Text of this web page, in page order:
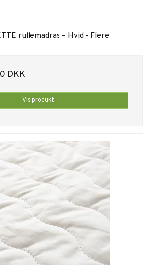
rullemadras – Hvid - Flere
DKK
Vis produkt